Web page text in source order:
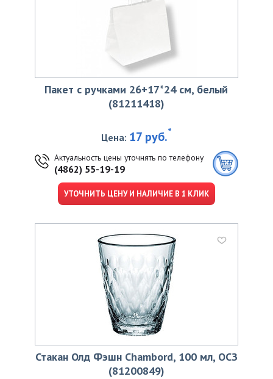
Пакет с ручками 26+17*24 см, белый
(81211418)
Цена: 17 руб.*
Актуальность цены уточнять по телефону
(4862) 55-19-19
УТОЧНИТЬ ЦЕНУ И НАЛИЧИЕ В 1 КЛИК
Стакан Олд Фэшн Chambord, 100 мл, ОСЗ
(81200849)